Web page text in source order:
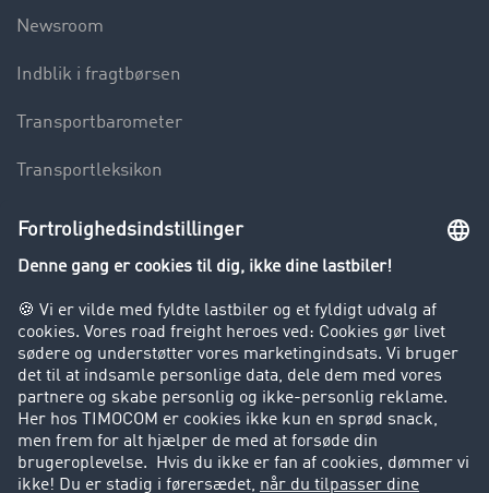
Newsroom
Indblik i fragtbørsen
Transportbarometer
Transportleksikon
Lastbilkørsel forbudt
Kunder hverver kunder
Success Stories
Support
Support